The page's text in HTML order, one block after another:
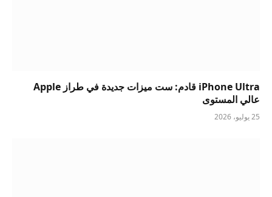
iPhone Ultra قادم: ست ميزات جديدة في طراز Apple
عالي المستوى
25 يوليو، 2026